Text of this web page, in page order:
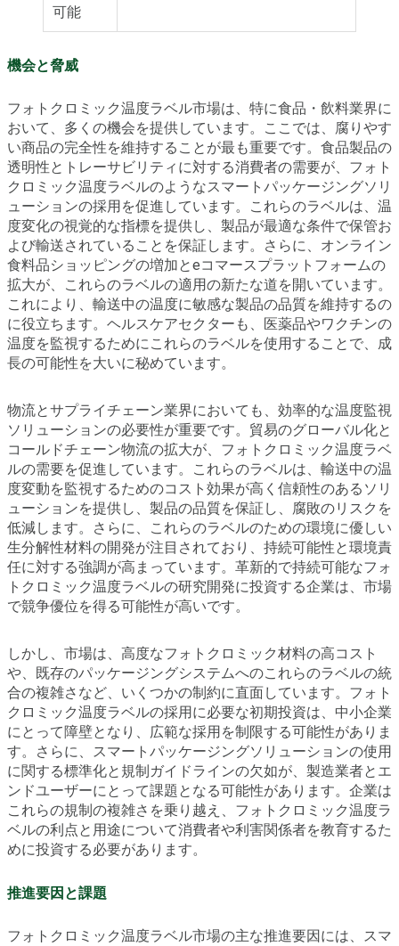
可能
機会と脅威
フォトクロミック温度ラベル市場は、特に食品・飲料業界に
おいて、多くの機会を提供しています。ここでは、腐りやす
い商品の完全性を維持することが最も重要です。食品製品の
透明性とトレーサビリティに対する消費者の需要が、フォト
クロミック温度ラベルのようなスマートパッケージングソリ
ューションの採用を促進しています。これらのラベルは、温
度変化の視覚的な指標を提供し、製品が最適な条件で保管お
よび輸送されていることを保証します。さらに、オンライン
食料品ショッピングの増加とeコマースプラットフォームの
拡大が、これらのラベルの適用の新たな道を開いています。
これにより、輸送中の温度に敏感な製品の品質を維持するの
に役立ちます。ヘルスケアセクターも、医薬品やワクチンの
温度を監視するためにこれらのラベルを使用することで、成
長の可能性を大いに秘めています。
物流とサプライチェーン業界においても、効率的な温度監視
ソリューションの必要性が重要です。貿易のグローバル化と
コールドチェーン物流の拡大が、フォトクロミック温度ラベ
ルの需要を促進しています。これらのラベルは、輸送中の温
度変動を監視するためのコスト効果が高く信頼性のあるソリ
ューションを提供し、製品の品質を保証し、腐敗のリスクを
低減します。さらに、これらのラベルのための環境に優しい
生分解性材料の開発が注目されており、持続可能性と環境責
任に対する強調が高まっています。革新的で持続可能なフォ
トクロミック温度ラベルの研究開発に投資する企業は、市場
で競争優位を得る可能性が高いです。
しかし、市場は、高度なフォトクロミック材料の高コスト
や、既存のパッケージングシステムへのこれらのラベルの統
合の複雑さなど、いくつかの制約に直面しています。フォト
クロミック温度ラベルの採用に必要な初期投資は、中小企業
にとって障壁となり、広範な採用を制限する可能性がありま
す。さらに、スマートパッケージングソリューションの使用
に関する標準化と規制ガイドラインの欠如が、製造業者とエ
ンドユーザーにとって課題となる可能性があります。企業は
これらの規制の複雑さを乗り越え、フォトクロミック温度ラ
ベルの利点と用途について消費者や利害関係者を教育するた
めに投資する必要があります。
推進要因と課題
フォトクロミック温度ラベル市場の主な推進要因には、スマ